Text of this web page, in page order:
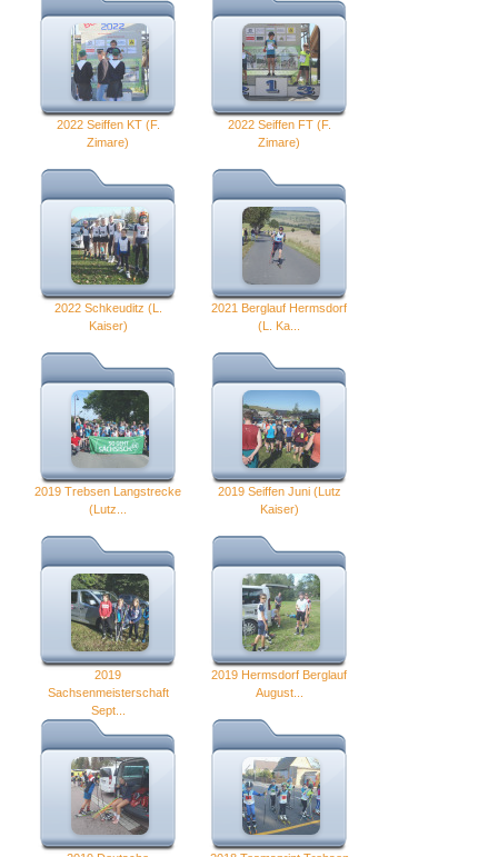
2022 Seiffen KT (F.
Zimare)
2022 Seiffen FT (F.
Zimare)
2022 Schkeuditz (L.
Kaiser)
2021 Berglauf Hermsdorf
(L. Ka...
2019 Trebsen Langstrecke
(Lutz...
2019 Seiffen Juni (Lutz
Kaiser)
2019
Sachsenmeisterschaft
Sept...
2019 Hermsdorf Berglauf
August...